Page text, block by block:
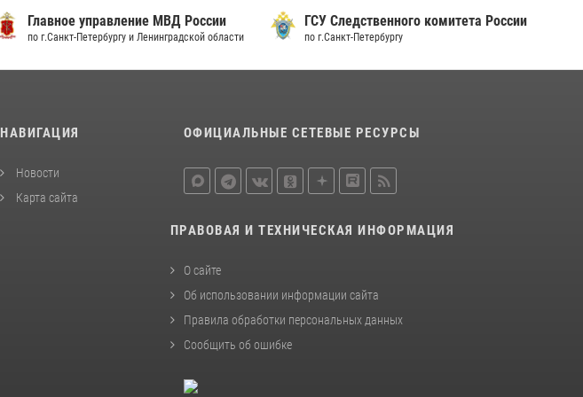
15 июля 2026, 10:50
работе круглого стола на III Международном
провели встречу с воспитанниками детского
клуба «Умные каникулы»
ГСУ Следственного комитета России
по г.Санкт-Петербургу
СУ Следственного комитета России
по Ленинградской области
НАВИГАЦИЯ
Новости
Карта сайта
ОФИЦИАЛЬНЫЕ СЕТЕВЫЕ РЕСУРСЫ
ПРАВОВАЯ И ТЕХНИЧЕСКАЯ ИНФОРМАЦИЯ
О сайте
Об использовании информации сайта
Правила обработки персональных данных
Сообщить об ошибке